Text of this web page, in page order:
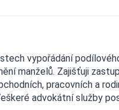
vypořádání
manželů. Zajišťuji
pracovních a
advokátní služby